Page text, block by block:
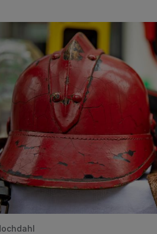
für den Trödelmarkt im